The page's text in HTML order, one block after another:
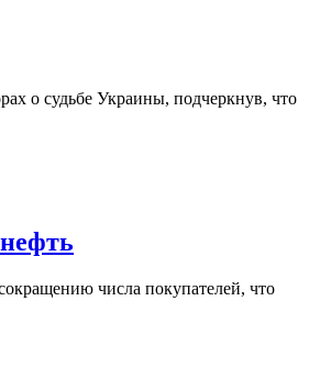
о судьбе Украины, подчеркнув, что
числа покупателей, что